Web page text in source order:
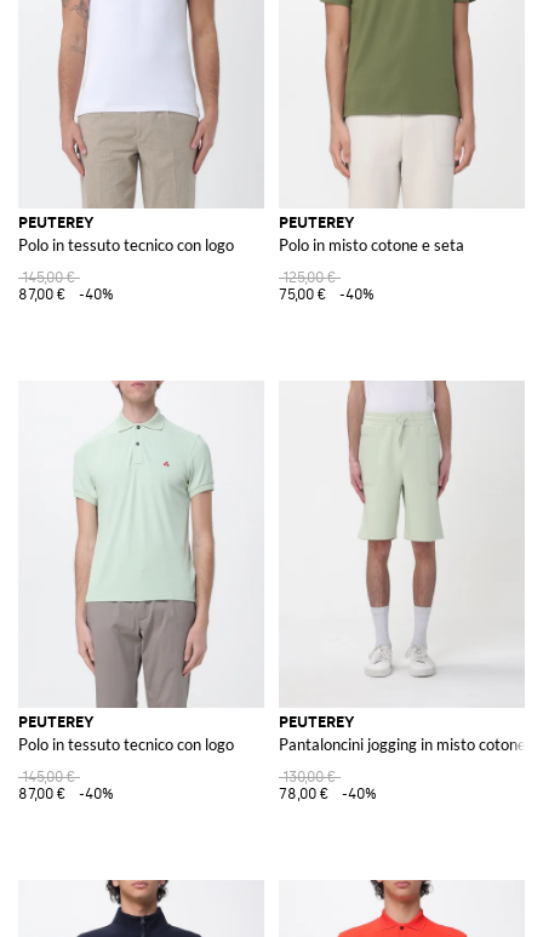
PEUTEREY
Polo in tessuto tecnico con logo
145,00 €
87,00 €
-40%
PEUTEREY
Polo in misto cotone e seta
125,00 €
75,00 €
-40%
PEUTEREY
Polo in tessuto tecnico con logo
145,00 €
87,00 €
-40%
PEUTEREY
Pantaloncini jogging in misto cotone
130,00 €
78,00 €
-40%